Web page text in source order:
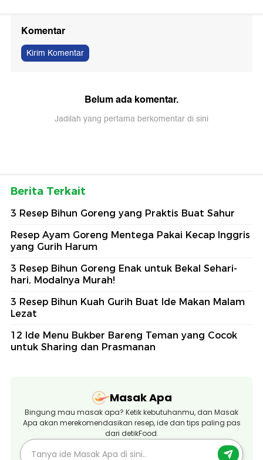
Komentar
Kirim Komentar
Belum ada komentar.
Jadilah yang pertama berkomentar di sini
Berita Terkait
3 Resep Bihun Goreng yang Praktis Buat Sahur
Resep Ayam Goreng Mentega Pakai Kecap Inggris
yang Gurih Harum
3 Resep Bihun Goreng Enak untuk Bekal Sehari-
hari, Modalnya Murah!
3 Resep Bihun Kuah Gurih Buat Ide Makan Malam
Lezat
12 Ide Menu Bukber Bareng Teman yang Cocok
untuk Sharing dan Prasmanan
Masak Apa
Bingung mau masak apa? Ketik kebutuhanmu, dan Masak
Apa akan merekomendasikan resep, ide dan tips paling pas
dari detikFood.